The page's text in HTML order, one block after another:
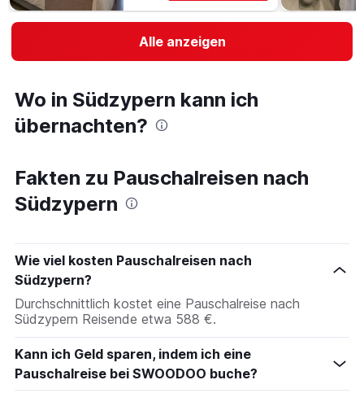
Alle anzeigen
Wo in Südzypern kann ich
übernachten?
Fakten zu Pauschalreisen nach
Südzypern
Wie viel kosten Pauschalreisen nach
Südzypern?
Durchschnittlich kostet eine Pauschalreise nach
Südzypern Reisende etwa 588 €.
Kann ich Geld sparen, indem ich eine
Pauschalreise bei SWOODOO buche?